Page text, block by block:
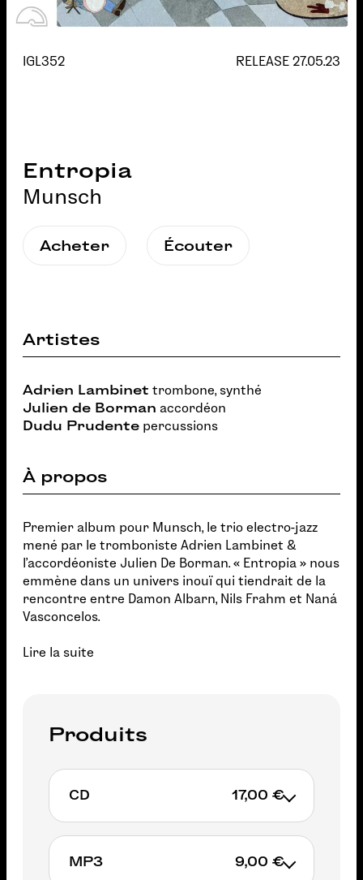
IGL352 RELEASE 27.05.23
Entropia
Munsch
Acheter Écouter
Artistes
Adrien Lambinet trombone, synthé
Julien de Borman accordéon
Dudu Prudente percussions
À propos
Premier album pour Munsch, le trio electro-jazz
mené par le tromboniste Adrien Lambinet &
l'accordéoniste Julien De Borman. « Entropia » nous
emmène dans un univers inouï qui tiendrait de la
rencontre entre Damon Albarn, Nils Frahm et Naná
Vasconcelos.
Lire la suite
Produits
CD 17,00 €
AJOUTER AU PANIER
MP3 9,00 €